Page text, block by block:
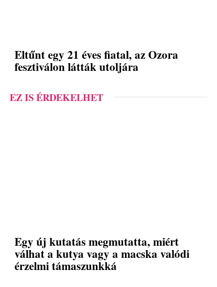
Eltűnt egy 21 éves fiatal, az Ozora
fesztiválon látták utoljára
EZ IS ÉRDEKELHET
Egy új kutatás megmutatta, miért
válhat a kutya vagy a macska valódi
érzelmi támaszunkká